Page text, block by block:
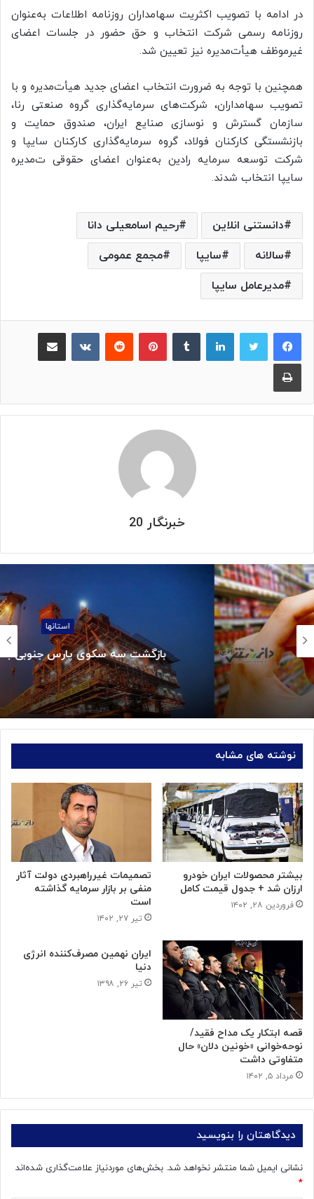
در ادامه با تصویب اکثریت سهامداران روزنامه اطلاعات به‌عنوان
روزنامه رسمی شرکت انتخاب و حق حضور در جلسات اعضای
غیرموظف هیأت‌مدیره نیز تعیین شد.
همچنین با توجه به ضرورت انتخاب اعضای جدید هیأت‌مدیره و با
تصویب سهامداران، شرکت‌های سرمایه‌گذاری گروه صنعتی رنا،
سازمان گسترش و نوسازی صنایع ایران، صندوق حمایت و
بازنشستگی کارکنان فولاد، گروه سرمایه‌گذاری کارکنان سایپا و
شرکت توسعه سرمایه رادین به‌عنوان اعضای حقوقی ت‌مدیره
سایپا انتخاب شدند.
دانستنی انلاین
رحیم اسامعیلی دانا
سالانه
سایپا
مجمع عمومی
مدیرعامل سایپا
لینکدین پینترست ‫رددیت
چاپ
خبرنگار 20
بازگشت سه سکوی پارس جنوبی به مدار تولید
نوشته های مشابه
بیشتر محصولات ایران خودرو
ارزان شد + جدول قیمت کامل
فروردین ۲۸, ۱۴۰۲
تصمیمات غیرراهبردی دولت آثار
منفی بر بازار سرمایه گذاشته
است
تیر ۲۷, ۱۴۰۲
قصه ابتکار یک مداح فقید/
نوحه‌خوانی‌ «خونین دلان» حال
متفاوتی داشت
مرداد ۵, ۱۴۰۲
ایران نهمین مصرف‌کننده انرژی
دنیا
تیر ۲۶, ۱۳۹۸
دیدگاهتان را بنویسید
نشانی ایمیل شما منتشر نخواهد شد. بخش‌های موردنیاز علامت‌گذاری شده‌اند
*